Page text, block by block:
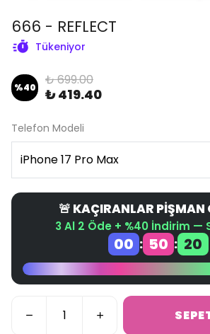
666 - REFLECT
Tükeniyor
%40 ₺ 699.00
₺ 419.40
Telefon Modeli
🚨 KAÇIRANLAR PİŞMAN
3 Al 2 Öde + %40 İndirim —
00 : 50 : 20